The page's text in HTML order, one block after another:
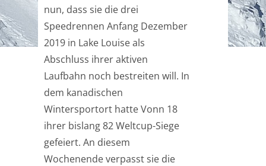
nun, dass sie die drei
Speedrennen Anfang Dezember
2019 in Lake Louise als
Abschluss ihrer aktiven
Laufbahn noch bestreiten will. In
dem kanadischen
Wintersportort hatte Vonn 18
ihrer bislang 82 Weltcup-Siege
gefeiert. An diesem
Wochenende verpasst sie die